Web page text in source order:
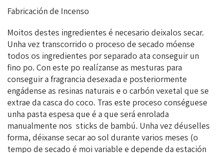
Fabricación de Incenso
Moitos destes ingredientes é necesario deixalos secar.
Unha vez transcorrido o proceso de secado móense
todos os ingredientes por separado ata conseguir un
fino po. Con este po realízanse as mesturas para
conseguir a fragrancia desexada e posteriormente
engádense as resinas naturais e o carbón vexetal que se
extrae da casca do coco. Tras este proceso conséguese
unha pasta espesa que é a que será enrolada
manualmente nos sticks de bambú. Unha vez déuselles
forma, déixanse secar ao sol durante varios meses (o
tempo de secado é moi variable e depende da estación